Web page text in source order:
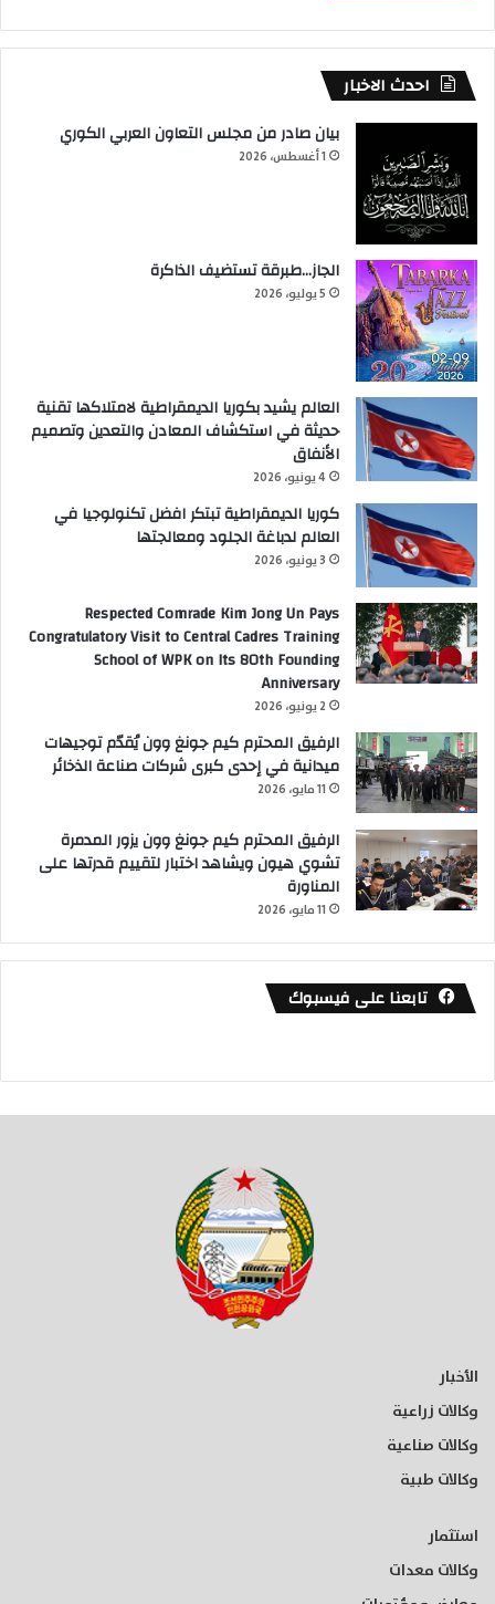
احدث الاخبار
بيان صادر من مجلس التعاون العربي الكوري
1 أغسطس، 2026
الجاز…طبرقة تستضيف الذاكرة
5 يوليو، 2026
العالم يشيد بكوريا الديمقراطية لامتلاكها تقنية
حديثة في استكشاف المعادن والتعدين وتصميم
الأنفاق
4 يونيو، 2026
كوريا الديمقراطية تبتكر افضل تكنولوجيا في
العالم لدباغة الجلود ومعالجتها
3 يونيو، 2026
Respected Comrade Kim Jong Un Pays
Congratulatory Visit to Central Cadres Training
School of WPK on Its 80th Founding
Anniversary
2 يونيو، 2026
الرفيق المحترم كيم جونغ وون يُقدّم توجيهات
ميدانية في إحدى كبرى شركات صناعة الذخائر
11 مايو، 2026
الرفيق المحترم كيم جونغ وون يزور المدمرة
تشوي هيون ويشاهد اختبار لتقييم قدرتها على
المناورة
11 مايو، 2026
تابعنا على فيسبوك
الأخبار
وكالات زراعية
وكالات صناعية
وكالات طبية
استثمار
وكالات معدات